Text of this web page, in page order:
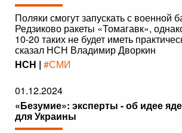
Поляки смогут запускать с военной
Редзиково ракеты «Томагавк»,
10-20 таких не будет иметь
сказал НСН Владимир Дворкин
НСН | #СМИ
01.12.2024
«Безумие»: эксперты - об идее
для Украины